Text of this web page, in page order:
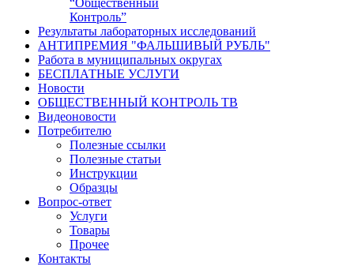
“Общественный
Контроль”
Результаты лабораторных исследований
АНТИПРЕМИЯ "ФАЛЬШИВЫЙ РУБЛЬ"
Работа в муниципальных округах
БЕСПЛАТНЫЕ УСЛУГИ
Новости
ОБЩЕСТВЕННЫЙ КОНТРОЛЬ ТВ
Видеоновости
Потребителю
Полезные ссылки
Полезные статьи
Инструкции
Образцы
Вопрос-ответ
Услуги
Товары
Прочее
Контакты